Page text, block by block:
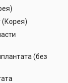
(Корея)
(без